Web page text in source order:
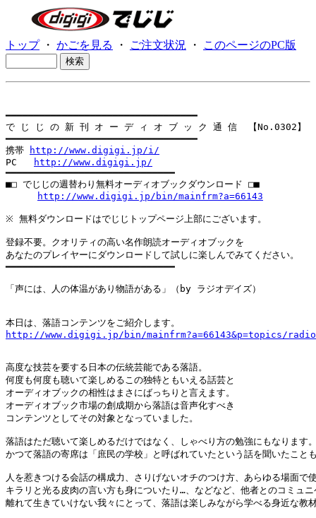
トップ・ かごを見る ・ ご注文状況 ・ このページのPC版
━━━━━━━━━━━━━━━━━━━━━━━━━━━━━━━━━━
で じ じ の 新 刊 オ ー デ ィ オ ブ ッ ク 通 信  【No.0302】
━━━━━━━━━━━━━━━━━━━━━━━━━━━━━━━━━━
携帯
http://www.digigi.jp/i/
PC
http://www.digigi.jp/
━━━━━━━━━━━━━━━━━━━━━━━━━━━━━━
■□ でじじの週替わり無料オーディオブックダウンロード □■
http://www.digigi.jp/bin/mainfrm?a=66143
※ 無料ダウンロードはでじじトップページ上部にございます。
登録不要。クオリティの高い名作朗読オーディオブックを
あなたのプレイヤーにダウンロードして試しに楽しんでみてください。
━━━━━━━━━━━━━━━━━━━━━━━━━━━━━━
「声には、人の体温があり物語がある」（by ラジオデイズ）
http://www.digigi.jp/bin/mainfrm?a=66143&p=topics/
高度な技芸を要する日本の伝統芸能である落語。
何度も何度も聴いて楽しめるこの独特ともいえる話芸と
オーディオブックの相性はまさにばっちりと言えます。
オーディオブック市場の創成期から落語は音声化すべき
コンテンツとしてその対象となっていました。
落語はただ聴いて楽しめるだけではなく、しゃべり方の勉強にもなります
かつて落語の寄席は「庶民の学校」と呼ばれていたという話を聞いたこと
人を惹きつける会話の構成力、さりげないオチのつけ方、あらゆる場面で
キラリと光る皮肉の言い方も身についたり…、などなど、他者とのコミュ
離れて生きていけない我々にとって、落語は楽しみながら学べる身近な教